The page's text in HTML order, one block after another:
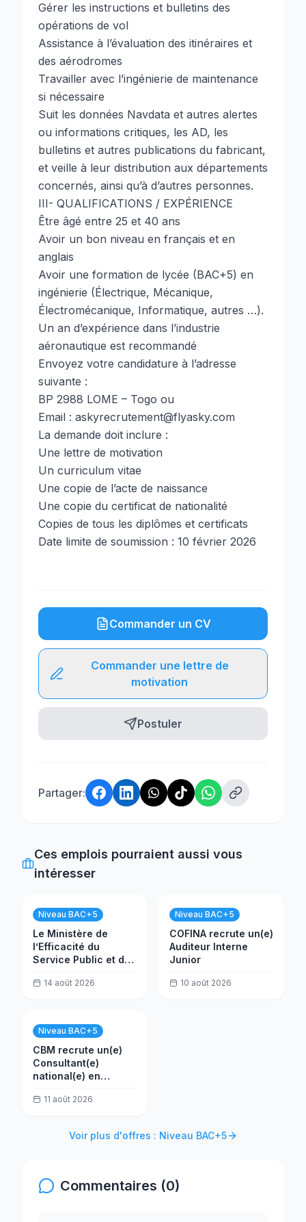
Gérer les instructions et bulletins des
opérations de vol
Assistance à l’évaluation des itinéraires et
des aérodromes
Travailler avec l’ingénierie de maintenance
si nécessaire
Suit les données Navdata et autres alertes
ou informations critiques, les AD, les
bulletins et autres publications du fabricant,
et veille à leur distribution aux départements
concernés, ainsi qu’à d’autres personnes.
III- QUALIFICATIONS / EXPÉRIENCE
Être âgé entre 25 et 40 ans
Avoir un bon niveau en français et en
anglais
Avoir une formation de lycée (BAC+5) en
ingénierie (Électrique, Mécanique,
Électromécanique, Informatique, autres …).
Un an d’expérience dans l’industrie
aéronautique est recommandé
Envoyez votre candidature à l’adresse
suivante :
BP 2988 LOME – Togo ou
Email : askyrecrutement@flyasky.com
La demande doit inclure :
Une lettre de motivation
Un curriculum vitae
Une copie de l’acte de naissance
Une copie du certificat de nationalité
Copies de tous les diplômes et certificats
Date limite de soumission : 10 février 2026
Commander un CV
Commander une lettre de
motivation
Postuler
Partager:
Ces emplois pourraient aussi vous
intéresser
Niveau BAC+5
Le Ministère de
l’Efficacité du
Service Public et de
(MESPTN) recrute
14 août 2026
Niveau BAC+5
COFINA recrute un(e)
Auditeur Interne
Junior
10 août 2026
Niveau BAC+5
CBM recrute un(e)
Consultant(e)
national(e) en
11 août 2026
Voir plus d'offres : Niveau BAC+5
Commentaires (0)